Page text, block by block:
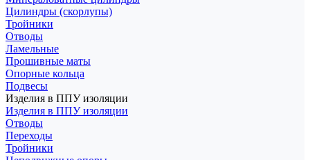
Цилиндры (скорлупы)
Тройники
Отводы
Ламельные
Прошивные маты
Опорные кольца
Подвесы
Изделия в ППУ изоляции
Изделия в ППУ изоляции
Отводы
Переходы
Тройники